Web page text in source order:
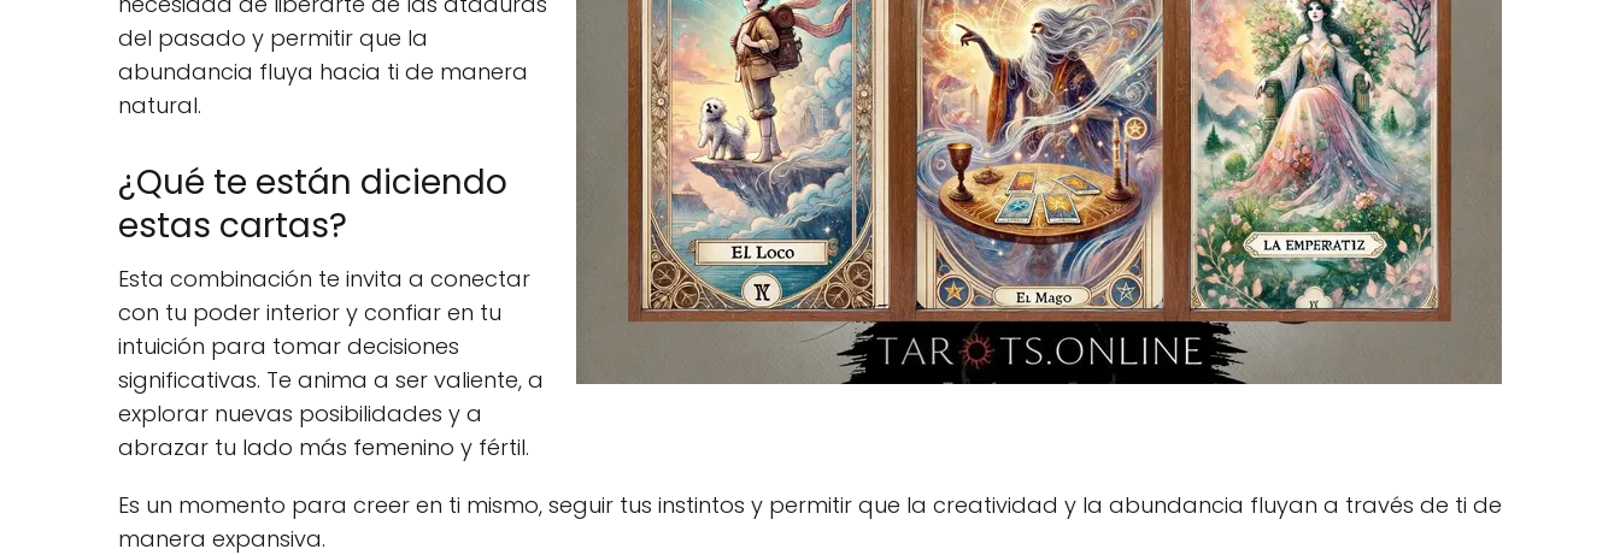
del pasado y permitir que la
abundancia fluya hacia ti de manera
natural.
¿Qué te están diciendo
estas cartas?
Esta combinación te invita a conectar
con tu poder interior y confiar en tu
intuición para tomar decisiones
significativas. Te anima a ser valiente, a
explorar nuevas posibilidades y a
abrazar tu lado más femenino y fértil.
Es un momento para creer en ti mismo, seguir tus instintos y permitir que la creatividad y la abundancia fluyan a través de ti de
manera expansiva.